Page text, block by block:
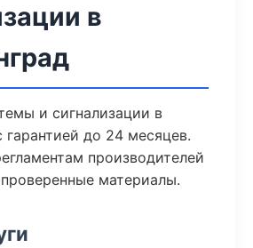
в
и сигнализации в
гарантией до 24 месяцев.
производителей
материалы.